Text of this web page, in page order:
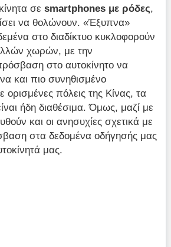
σεsmartphones με ρόδες,
να θολώνουν. «Έξυπνα»
στο διαδίκτυο κυκλοφορούν
χωρών, με την
στο αυτοκίνητο να
και πιο συνηθισμένο
ορισμένες πόλεις της Κίνας, τα
ήδη διαθέσιμα. Όμως, μαζί με
και οι ανησυχίες σχετικά με
στα δεδομένα οδήγησής μας
μας.